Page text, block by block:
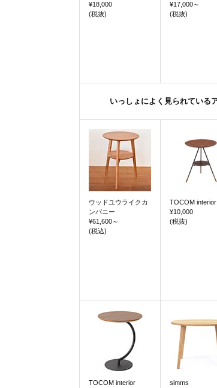
¥18,000
(税抜)
¥17,000～
(税抜)
いっしょによく見られている
ウッドユウライクカ
ンパニー
¥61,600～
(税込)
TOCOM interior
¥10,000
(税抜)
TOCOM interior
simms